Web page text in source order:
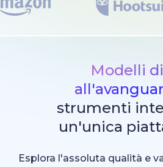
Modelli
strumenti
un'unica
Esplora l'assoluta qualità e